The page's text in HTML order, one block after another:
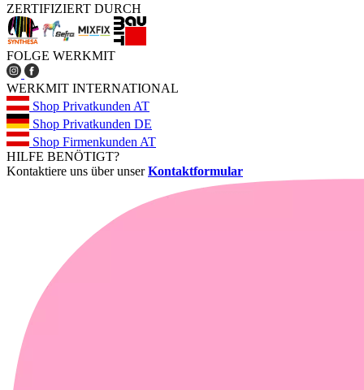
ZERTIFIZIERT DURCH
FOLGE WERKMIT
WERKMIT INTERNATIONAL
Shop Privatkunden AT
Shop Privatkunden DE
Shop Firmenkunden AT
HILFE BENÖTIGT?
Kontaktiere uns über unserKontaktformular